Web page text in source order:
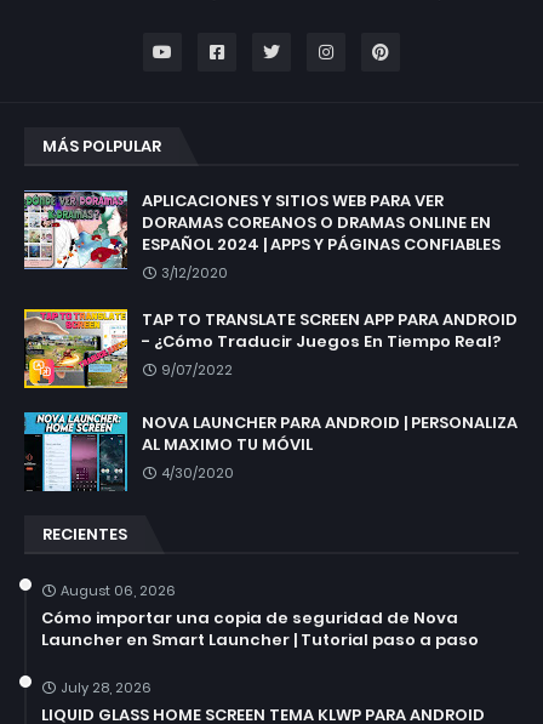
MÁS POLPULAR
APLICACIONES Y SITIOS WEB PARA VER
DORAMAS COREANOS O DRAMAS ONLINE EN
ESPAÑOL 2024 | APPS Y PÁGINAS CONFIABLES
3/12/2020
TAP TO TRANSLATE SCREEN APP PARA ANDROID
- ¿Cómo Traducir Juegos En Tiempo Real?
9/07/2022
NOVA LAUNCHER PARA ANDROID | PERSONALIZA
AL MAXIMO TU MÓVIL
4/30/2020
RECIENTES
August 06, 2026
Cómo importar una copia de seguridad de Nova
Launcher en Smart Launcher | Tutorial paso a paso
July 28, 2026
LIQUID GLASS HOME SCREEN TEMA KLWP PARA ANDROID